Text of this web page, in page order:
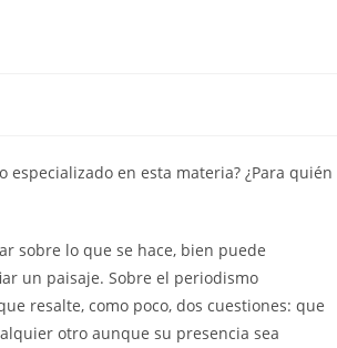
en esta materia? ¿Para quién
sobre lo que se hace, bien puede
un paisaje. Sobre el periodismo
resalte, como poco, dos cuestiones: que
otro aunque su presencia sea